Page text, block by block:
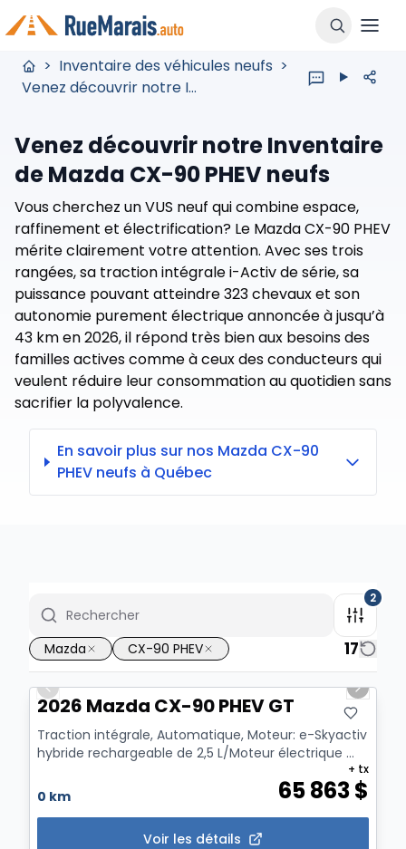
> Inventaire des véhicules neufs >
Venez découvrir notre Inventaire de Mazda CX-90 PHEV neufs
Venez découvrir notre Inventaire
de Mazda CX-90 PHEV neufs
Vous cherchez un VUS neuf qui combine espace,
raffinement et électrification? Le Mazda CX-90 PHEV
mérite clairement votre attention. Avec ses trois
rangées, sa traction intégrale i-Activ de série, sa
puissance pouvant atteindre 323 chevaux et son
autonomie purement électrique annoncée à jusqu’à
43 km en 2026, il répond très bien aux besoins des
familles actives comme à ceux des conducteurs qui
veulent réduire leur consommation au quotidien sans
sacrifier la polyvalence.
En savoir plus sur nos Mazda CX-90
PHEV neufs à Québec
2
Mazda CX-90 PHEV 17
Previous slide
Next
2026 Mazda CX-90 PHEV GT
Traction intégrale, Automatique, Moteur: e-Skyactiv
hybride rechargeable de 2,5 L/Moteur électrique ...
0 km 65 863$
+ tx
Voir les détails